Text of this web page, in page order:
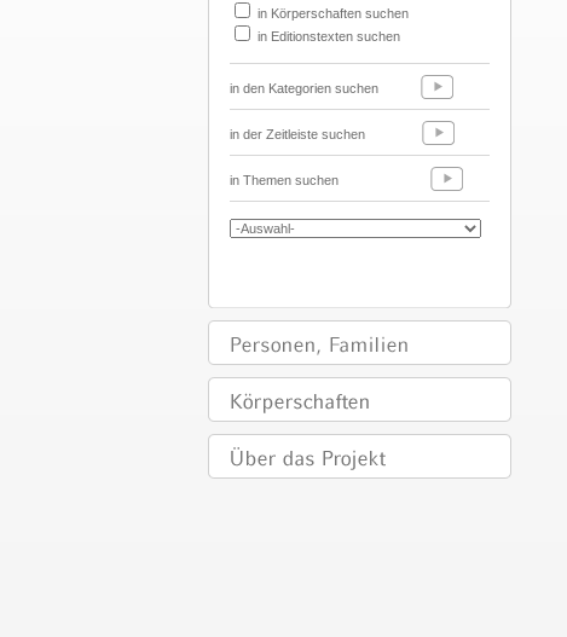
in Körperschaften suchen
in Editionstexten suchen
in den Kategorien suchen
in der Zeitleiste suchen
in Themen suchen